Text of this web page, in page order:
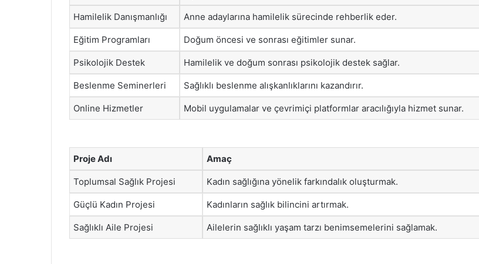
Hamilelik Danışmanlığı Anne adaylarına hamilelik sürecinde rehberlik eder.
Eğitim Programları Doğum öncesi ve sonrası eğitimler sunar.
Psikolojik Destek Hamilelik ve doğum sonrası psikolojik destek sağlar.
Beslenme Seminerleri Sağlıklı beslenme alışkanlıklarını kazandırır.
Online Hizmetler Mobil uygulamalar ve çevrimiçi platformlar aracılığıyla hizmet sunar.
Proje Adı Amaç
Toplumsal Sağlık Projesi Kadın sağlığına yönelik farkındalık oluşturmak.
Güçlü Kadın Projesi Kadınların sağlık bilincini artırmak.
Sağlıklı Aile Projesi Ailelerin sağlıklı yaşam tarzı benimsemelerini sağlamak.